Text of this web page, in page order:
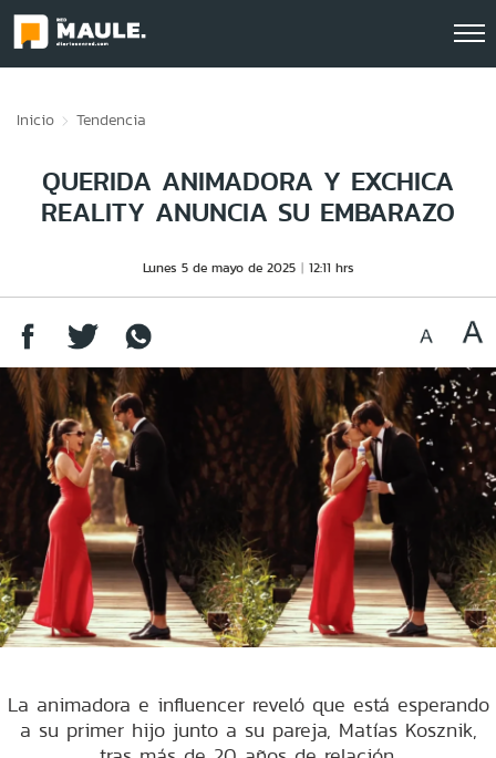
Inicio Tendencia
QUERIDA ANIMADORA Y EXCHICA
REALITY ANUNCIA SU EMBARAZO
Lunes 5 de mayo de 2025 12:11 hrs
La animadora e influencer reveló que está esperando
a su primer hijo junto a su pareja, Matías Kosznik,